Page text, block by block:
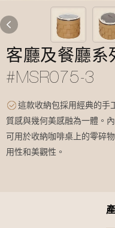
客廳及餐廳系
#MSR075-3
這款收納包採用經典的手
質感與幾何美感融為一體。
可用於收納咖啡桌上的零碎
用性和美觀性。